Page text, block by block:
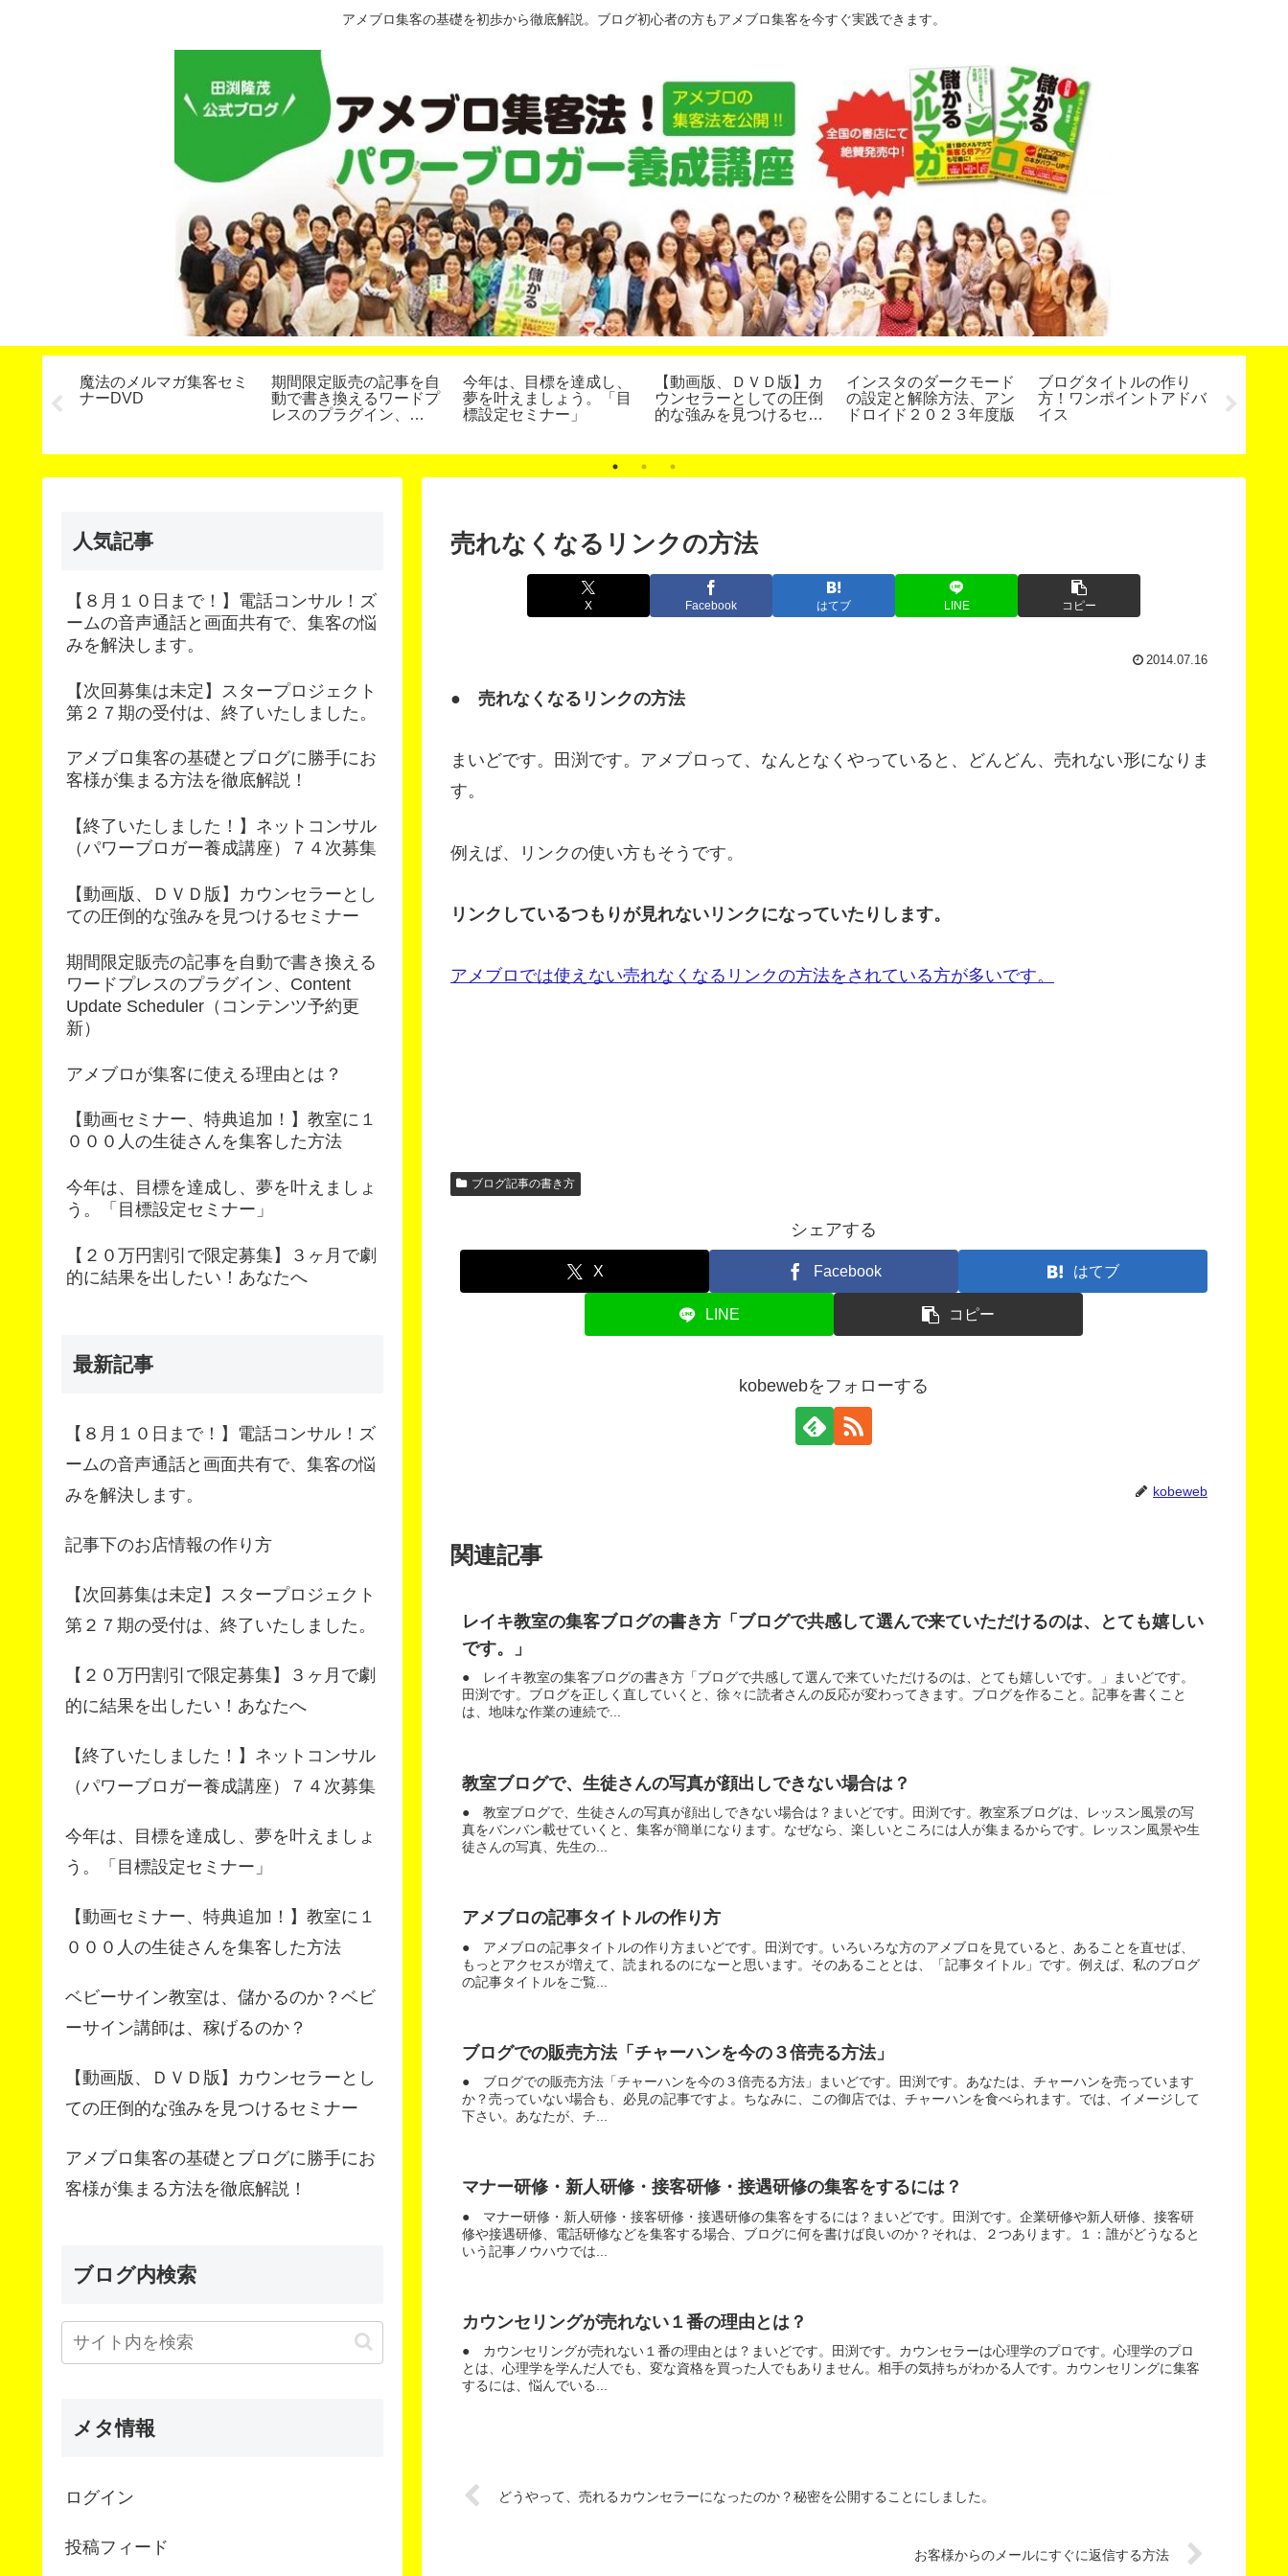
アメブロ集客の基礎を初歩から徹底解説。ブログ初心者の方もアメブロ集客を今すぐ実践できます。
どんど
魔法のメルマガ集客セミ
ナーDVD
期間限定販売の記事を自
動で書き換えるワードプ
レスのプラグイン、
今年は、目標を達成し、
夢を叶えましょう。「目
標設定セミナー」
【動画版、ＤＶＤ版】カ
ウンセラーとしての圧倒
的な強みを見つけるセミ
インスタのダークモード
の設定と解除方法、アン
ドロイド２０２３年度版
ブログタイトルの作り
方！ワンポイントアドバ
イス
売れなくなるリンクの方法
X Facebook はてブ LINE コピー
2014.07.16
● 売れなくなるリンクの方法
まいどです。田渕です。アメブロって、なんとなくやっていると、どんどん、売れない形になりま
す。
例えば、リンクの使い方もそうです。
リンクしているつもりが見れないリンクになっていたりします。
アメブロでは使えない売れなくなるリンクの方法をされている方が多いです。
ブログ記事の書き方
シェアする
X Facebook はてブ
LINE コピー
kobewebをフォローする
kobeweb
関連記事
レイキ教室の集客ブログの書き方「ブログで共感して選んで来ていただけるのは、とても嬉しい
です。」
● レイキ教室の集客ブログの書き方「ブログで共感して選んで来ていただけるのは、とても嬉しいです。」まいどです。
田渕です。ブログを正しく直していくと、徐々に読者さんの反応が変わってきます。ブログを作ること。記事を書くこと
は、地味な作業の連続で...
教室ブログで、生徒さんの写真が顔出しできない場合は？
● 教室ブログで、生徒さんの写真が顔出しできない場合は？まいどです。田渕です。教室系ブログは、レッスン風景の写
真をバンバン載せていくと、集客が簡単になります。なぜなら、楽しいところには人が集まるからです。レッスン風景や生
徒さんの写真、先生の...
アメブロの記事タイトルの作り方
● アメブロの記事タイトルの作り方まいどです。田渕です。いろいろな方のアメブロを見ていると、あることを直せば、
もっとアクセスが増えて、読まれるのになーと思います。そのあることとは、「記事タイトル」です。例えば、私のブログ
の記事タイトルをご覧...
ブログでの販売方法「チャーハンを今の３倍売る方法」
● ブログでの販売方法「チャーハンを今の３倍売る方法」まいどです。田渕です。あなたは、チャーハンを売っています
か？売っていない場合も、必見の記事ですよ。ちなみに、この御店では、チャーハンを食べられます。では、イメージして
下さい。あなたが、チ...
マナー研修・新人研修・接客研修・接遇研修の集客をするには？
● マナー研修・新人研修・接客研修・接遇研修の集客をするには？まいどです。田渕です。企業研修や新人研修、接客研
修や接遇研修、電話研修などを集客する場合、ブログに何を書けば良いのか？それは、２つあります。１：誰がどうなると
いう記事ノウハウでは...
カウンセリングが売れない１番の理由とは？
● カウンセリングが売れない１番の理由とは？まいどです。田渕です。カウンセラーは心理学のプロです。心理学のプロ
とは、心理学を学んだ人でも、変な資格を買った人でもありません。相手の気持ちがわかる人です。カウンセリングに集客
するには、悩んでいる...
どうやって、売れるカウンセラーになったのか？秘密を公開することにしました。
お客様からのメールにすぐに返信する方法
人気記事
【８月１０日まで！】電話コンサル！ズ
ームの音声通話と画面共有で、集客の悩
みを解決します。
【次回募集は未定】スタープロジェクト
第２７期の受付は、終了いたしました。
アメブロ集客の基礎とブログに勝手にお
客様が集まる方法を徹底解説！
【終了いたしました！】ネットコンサル
（パワーブロガー養成講座）７４次募集
【動画版、ＤＶＤ版】カウンセラーとし
ての圧倒的な強みを見つけるセミナー
期間限定販売の記事を自動で書き換える
ワードプレスのプラグイン、Content
Update Scheduler（コンテンツ予約更
新）
アメブロが集客に使える理由とは？
【動画セミナー、特典追加！】教室に１
０００人の生徒さんを集客した方法
今年は、目標を達成し、夢を叶えましょ
う。「目標設定セミナー」
【２０万円割引で限定募集】３ヶ月で劇
的に結果を出したい！あなたへ
最新記事
【８月１０日まで！】電話コンサル！ズ
ームの音声通話と画面共有で、集客の悩
みを解決します。
記事下のお店情報の作り方
【次回募集は未定】スタープロジェクト
第２７期の受付は、終了いたしました。
【２０万円割引で限定募集】３ヶ月で劇
的に結果を出したい！あなたへ
【終了いたしました！】ネットコンサル
（パワーブロガー養成講座）７４次募集
今年は、目標を達成し、夢を叶えましょ
う。「目標設定セミナー」
【動画セミナー、特典追加！】教室に１
０００人の生徒さんを集客した方法
ベビーサイン教室は、儲かるのか？ベビ
ーサイン講師は、稼げるのか？
【動画版、ＤＶＤ版】カウンセラーとし
ての圧倒的な強みを見つけるセミナー
アメブロ集客の基礎とブログに勝手にお
客様が集まる方法を徹底解説！
ブログ内検索
メタ情報
ログイン
投稿フィード